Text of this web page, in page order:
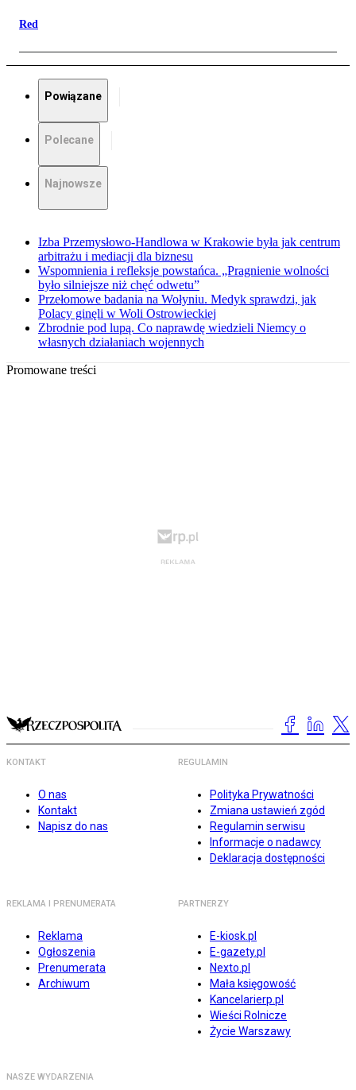
Red
Powiązane
Polecane
Najnowsze
Izba Przemysłowo-Handlowa w Krakowie była jak centrum
arbitrażu i mediacji dla biznesu
Wspomnienia i refleksje powstańca. „Pragnienie wolności
było silniejsze niż chęć odwetu”
Przełomowe badania na Wołyniu. Medyk sprawdzi, jak
Polacy ginęli w Woli Ostrowieckiej
Zbrodnie pod lupą. Co naprawdę wiedzieli Niemcy o
własnych działaniach wojennych
Promowane treści
KONTAKT
O nas
Kontakt
Napisz do nas
REGULAMIN
Polityka Prywatności
Zmiana ustawień zgód
Regulamin serwisu
Informacje o nadawcy
Deklaracja dostępności
REKLAMA I PRENUMERATA
Reklama
Ogłoszenia
Prenumerata
Archiwum
PARTNERZY
E-kiosk.pl
E-gazety.pl
Nexto.pl
Mała księgowość
Kancelarierp.pl
Wieści Rolnicze
Życie Warszawy
NASZE WYDARZENIA